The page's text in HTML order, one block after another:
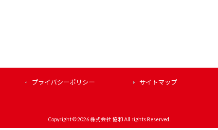
プライバシーポリシー サイトマップ
Copyright © 2026 株式会社 協和 All rights Reserved.